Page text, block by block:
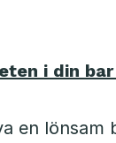
i din
en lönsam